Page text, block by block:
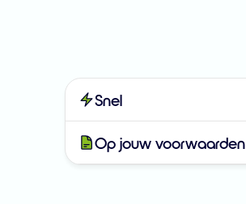
Snel
Op jouw voorwaarden